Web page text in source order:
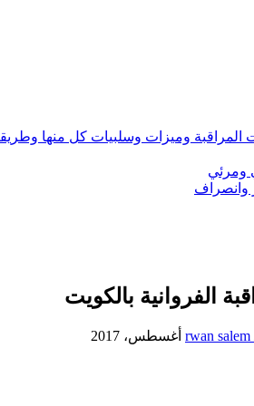
المراقبة وميزات وسلبيات كل منها
ومرئي
وانصراف
الفروانية بالكويت
rwan salem